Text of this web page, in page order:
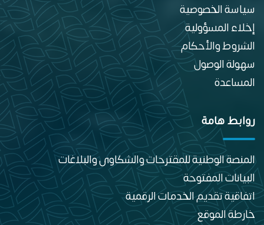
سياسة الخصوصية
إخلاء المسؤولية
الشروط والأحكام
سهولة الوصول
المساعدة
روابط هامة
المنصة الوطنية للمقترحات والشكاوى والبلاغات
البيانات المفتوحة
اتفاقية تقديم الخدمات الرقمية
خارطة الموقع